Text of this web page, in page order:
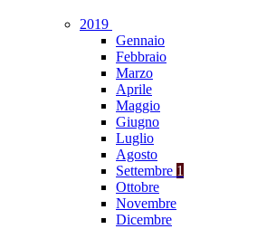
2019
Gennaio
Febbraio
Marzo
Aprile
Maggio
Giugno
Luglio
Agosto
Settembre 1
Ottobre
Novembre
Dicembre